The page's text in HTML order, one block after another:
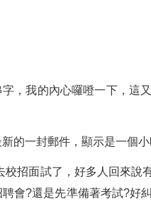
，我的內心囉噔一下，這
的一封郵件，顯示是一個
校招面試了，好多人回來
會?還是先準備著考試?好